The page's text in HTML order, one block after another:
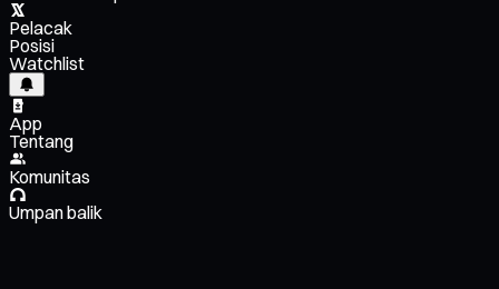
Pelacak
Posisi
Watchlist
App
Tentang
Komunitas
Umpan balik